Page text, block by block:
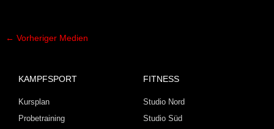
← Vorheriger Medien
KAMPFSPORT
Kursplan
Probetraining
FITNESS
Studio Nord
Studio Süd